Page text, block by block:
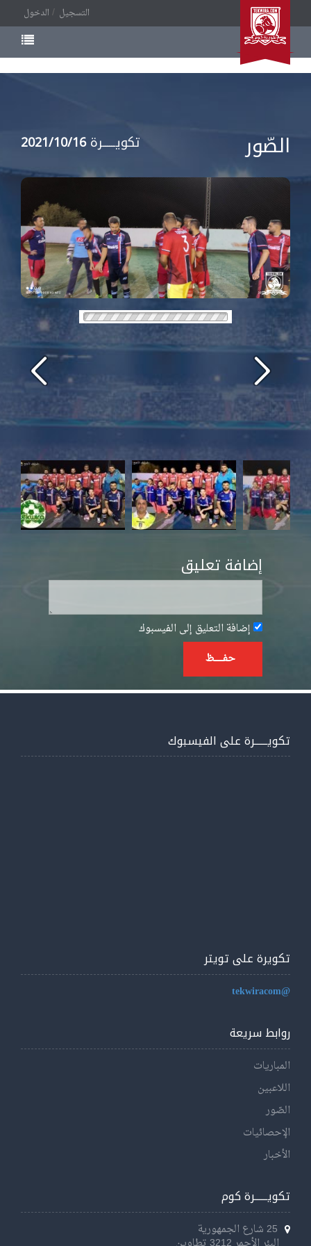
الدخول التسجيل
الصّور تكويــــــرة2021/10/16
إضافة تعليق
إضافة التعليق إلى الفيسبوك
حفــــــظ
تكويــــــرة على الفيسبوك
تكويرة على تويتر
@tekwiracom
روابط سريعة
المباريات
اللاعبين
الصّور
الإحصائيات
الأخبار
تكويــــــرة كوم
25 شارع الجمهورية